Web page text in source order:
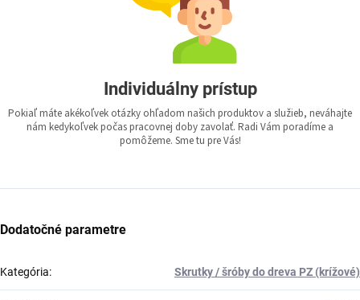
Individuálny prístup
Pokiaľ máte akékoľvek otázky ohľadom našich produktov a služieb, neváhajte
nám kedykoľvek počas pracovnej doby zavolať. Radi Vám poradíme a
pomôžeme. Sme tu pre Vás!
Dodatočné parametre
Kategória: Skrutky / šróby do dreva PZ (krížové)